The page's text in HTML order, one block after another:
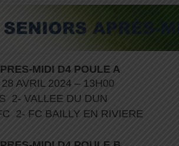
MIDI D4 POULE A
AVRIL 2024 – 13H00
2- VALLEE DU DUN
2- FC BAILLY EN RIVIERE